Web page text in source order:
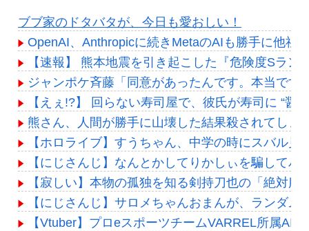
ブブ家のドタバタが、今日も愛おしい！
OpenAI、Anthropicに続きMetaのAIも勝手に他社
【速報】 熊本地震を引き起こした『危険度Sラ
ジャンポケ斉藤「同意があったんです。本当で
【えぇ!?】 回らない寿司屋で、彼氏が寿司に “
熊さん、人間が勝手に山壊した結果殺されてし
【ホロライブ】すうちゃん、中学の時にスバル
【にじさんじ】なんとかしてりかしぃを騙して
【寂しい】本物の孤独を知る剣持刀也の「絶対
【にじさんじ】サロメちゃんおまんが、ランダ
【Vtuber】プロeスポーツチームVARREL所属